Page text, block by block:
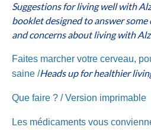
Suggestions for living well with
booklet designed to answer
and concerns about living with
Faites marcher votre cerveau,
saine /Heads up for healthier
Que faire ? / Version imprimable
Les médicaments vous